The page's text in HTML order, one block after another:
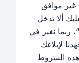
غير موافق
ألا تدخل
ربما نغير في
لإبلاغك
هذه الشروط